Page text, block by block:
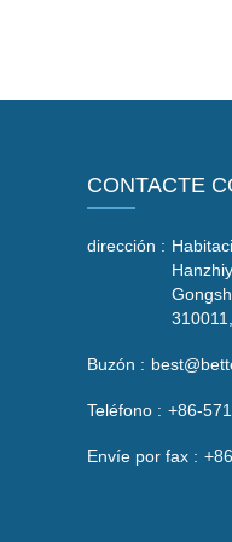
CONTACTE
dirección :
Buzón :
Teléfono : +86-
Envíe por fax :